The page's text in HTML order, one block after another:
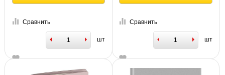
Сравнить
шт
Сравнить
шт